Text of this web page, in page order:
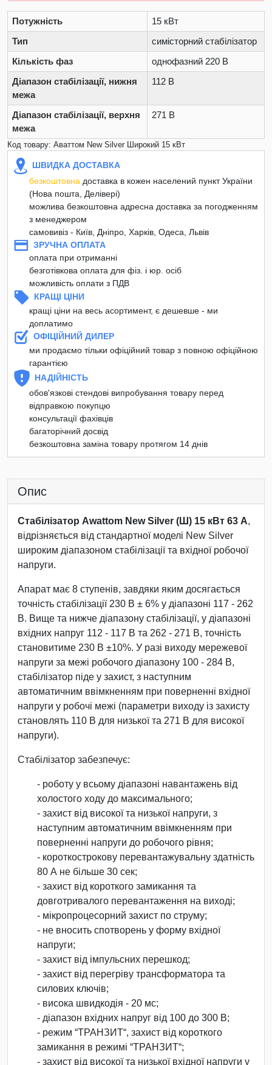
Потужність
15 кВт
Тип
симісторний стабілізатор
Кількість фаз
однофазний 220 В
Діапазон стабілізації, нижня
межа
112 В
Діапазон стабілізації, верхня
межа
271 В
Код товару: Аваттом New Silver Широкий 15 кВт
ШВИДКА ДОСТАВКА
безкоштовна доставка в кожен населений пункт України
(Нова пошта, Делівері)
можлива безкоштовна адресна доставка за погодженням
з менеджером
самовивіз - Київ, Дніпро, Харків, Одеса, Львів
ЗРУЧНА ОПЛАТА
оплата при отриманні
безготівкова оплата для фіз. і юр. осіб
можливість оплати з ПДВ
КРАЩІ ЦІНИ
кращі ціни на весь асортимент, є дешевше - ми
доплатимо
ОФІЦІЙНИЙ ДИЛЕР
ми продаємо тільки офіційний товар з повною офіційною
гарантією
НАДІЙНІСТЬ
обов'язкові стендові випробування товару перед
відправкою покупцю
консультації фахівців
багаторічний досвід
безкоштовна заміна товару протягом 14 днів
Опис
Стабілізатор Awattom New Silver (Ш) 15 кВт 63 А,
відрізняється від стандартної моделі New Silver
широким діапазоном стабілізації та вхідної робочої
напруги.
Апарат має 8 ступенів, завдяки яким досягається
точність стабілізації 230 В ± 6% у діапазоні 117 - 262
В. Вище та нижче діапазону стабілізації, у діапазоні
вхідних напруг 112 - 117 В та 262 - 271 В, точність
становитиме 230 В ±10%. У разі виходу мережевої
напруги за межі робочого діапазону 100 - 284 В,
стабілізатор піде у захист, з наступним
автоматичним ввімкненням при поверненні вхідної
напруги у робочі межі (параметри виходу із захисту
становлять 110 В для низької та 271 В для високої
напруги).
Стабілізатор забезпечує:
- роботу у всьому діапазоні навантажень від
холостого ходу до максимального;
- захист від високої та низької напруги, з
наступним автоматичним ввімкненням при
поверненні напруги до робочого рівня;
- короткострокову перевантажувальну здатність
80 А не більше 30 сек;
- захист від короткого замикання та
довготривалого перевантаження на виході;
- мікропроцесорний захист по струму;
- не вносить спотворень у форму вхідної
напруги;
- захист від імпульсних перешкод;
- захист від перегріву трансформатора та
силових ключів;
- висока швидкодія - 20 мс;
- діапазон вхідних напруг від 100 до 300 В;
- режим “ТРАНЗИТ“, захист від короткого
замикання в режимі “ТРАНЗИТ“;
- захист від високої та низької вхідної напруги у